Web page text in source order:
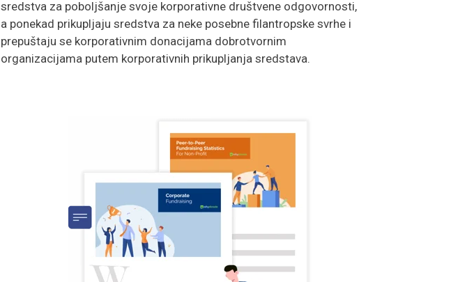
sredstva za poboljšanje svoje korporativne društvene odgovornosti,
a ponekad prikupljaju sredstva za neke posebne filantropske svrhe i
prepuštaju se korporativnim donacijama dobrotvornim
organizacijama putem korporativnih prikupljanja sredstava.